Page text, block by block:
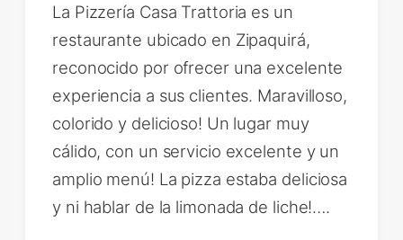
La Pizzería Casa Trattoria es un
restaurante ubicado en Zipaquirá,
reconocido por ofrecer una excelente
experiencia a sus clientes. Maravilloso,
colorido y delicioso! Un lugar muy
cálido, con un servicio excelente y un
amplio menú! La pizza estaba deliciosa
y ni hablar de la limonada de liche!….